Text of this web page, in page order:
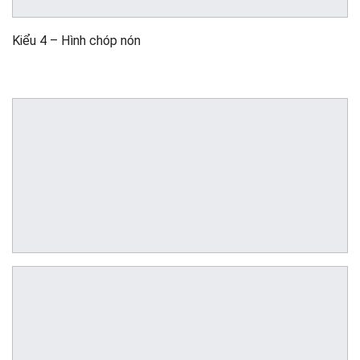
Kiểu 4 – Hình chóp nón